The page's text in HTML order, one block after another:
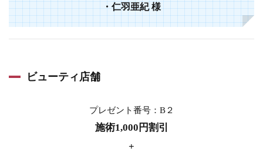
・仁羽亜紀 様
ビューティ店舗
プレゼント番号：B２
施術1,000円割引
+